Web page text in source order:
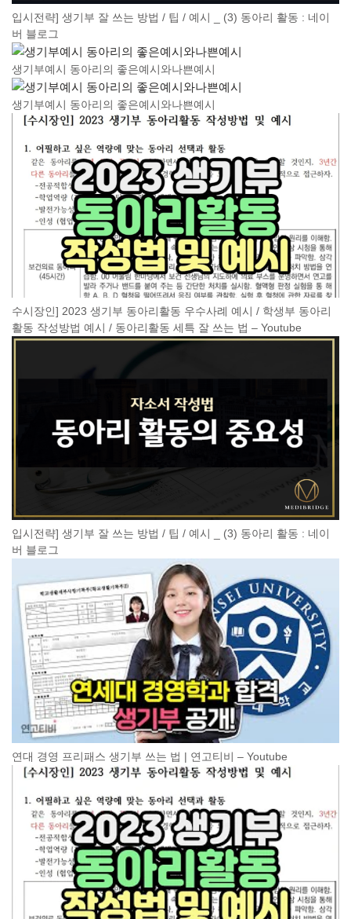
입시전략] 생기부 잘 쓰는 방법 / 팁 / 예시 _ (3) 동아리 활동 : 네이
버 블로그
생기부예시 동아리의 좋은예시와나쁜예시
생기부예시 동아리의 좋은예시와나쁜예시
수시장인] 2023 생기부 동아리활동 우수사례 예시 / 학생부 동아리
활동 작성방법 예시 / 동아리활동 세특 잘 쓰는 법 – Youtube
입시전략] 생기부 잘 쓰는 방법 / 팁 / 예시 _ (3) 동아리 활동 : 네이
버 블로그
연대 경영 프리패스 생기부 쓰는 법 | 연고티비 – Youtube